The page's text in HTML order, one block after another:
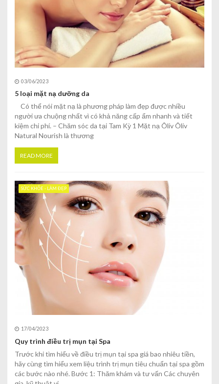
03/06/2023
5 loại mặt nạ dưỡng da
Có thể nói mặt nạ là phương pháp làm đẹp được nhiều
người ưa chuộng nhất vì có khả năng cấp ẩm nhanh và tiết
kiệm chi phí. – Chăm sóc da tại Tam Kỳ 1 Mặt nạ Ôliv Ôliv
Natural Nourish là thương
READ MORE
SỨC KHỎE - LÀM ĐẸP
17/04/2023
Quy trình điều trị mụn tại Spa
Trước khi tìm hiểu về điều trị mụn tại spa giá bao nhiêu tiền,
hãy cùng tìm hiểu xem liệu trình trị mụn tiêu chuẩn tại spa gồm
các bước nào nhé. Bước 1: Thăm khám và tư vấn Các chuyên